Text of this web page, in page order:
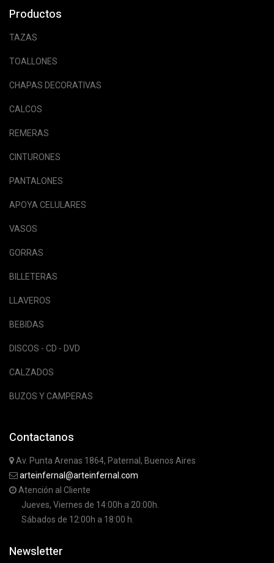
Productos
TAZAS
TOALLONES
CHAPAS DECORATIVAS
CALCOS
REMERAS
CINTURONES
PANTALONES
APOYA CELULARES
VASOS
GORRAS
BILLETERAS
LLAVEROS
BEBIDAS
DISCOS - CD - DVD
CALZADOS
BUZOS Y CAMPERAS
Contactanos
Av. Punta Arenas 1864, Paternal, Buenos Aires
arteinfernal@arteinfernal.com
Atención al Cliente
Jueves, Viernes de 14:00h a 20:00h.
Sábados de 12:00h a 18:00 h.
Newsletter